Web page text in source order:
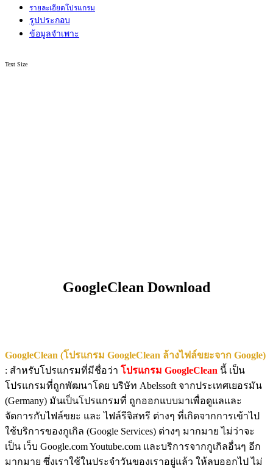
รายละเอียดโปรแกรม
รูปประกอบ
ข้อมูลจำเพาะ
Text Size
GoogleClean Download
GoogleClean (โปรแกรม GoogleClean ล้างไฟล์ขยะจาก Google)
: สำหรับโปรแกรมที่มีชื่อว่า โปรแกรม GoogleClean นี้ เป็น
โปรแกรมที่ถูกพัฒนาโดย บริษัท Abelssoft จากประเทศเยอรมัน
(Germany) มันเป็นโปรแกรมที่ ถูกออกแบบมาเพื่อดูแลและ
จัดการกับไฟล์ขยะ และ ไฟล์รีจิสทรี ต่างๆ ที่เกิดจากการเข้าไป
ใช้บริการของกูเกิล (Google Services) ต่างๆ มากมาย ไม่ว่าจะ
เป็น เว็บ Google.com Youtube.com และบริการจากกูเกิลอื่นๆ อีก
มากมาย ซึ่งเราใช้ในประจำวันของเราอยู่แล้ว ให้ลบออกไป ไม่